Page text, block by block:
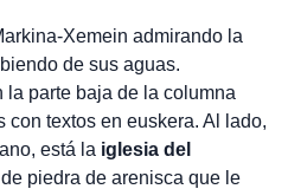
Xemein admirando la
de sus aguas.
parte baja de la columna
con textos en euskera. Al lado,
está la iglesia del
piedra de arenisca que le